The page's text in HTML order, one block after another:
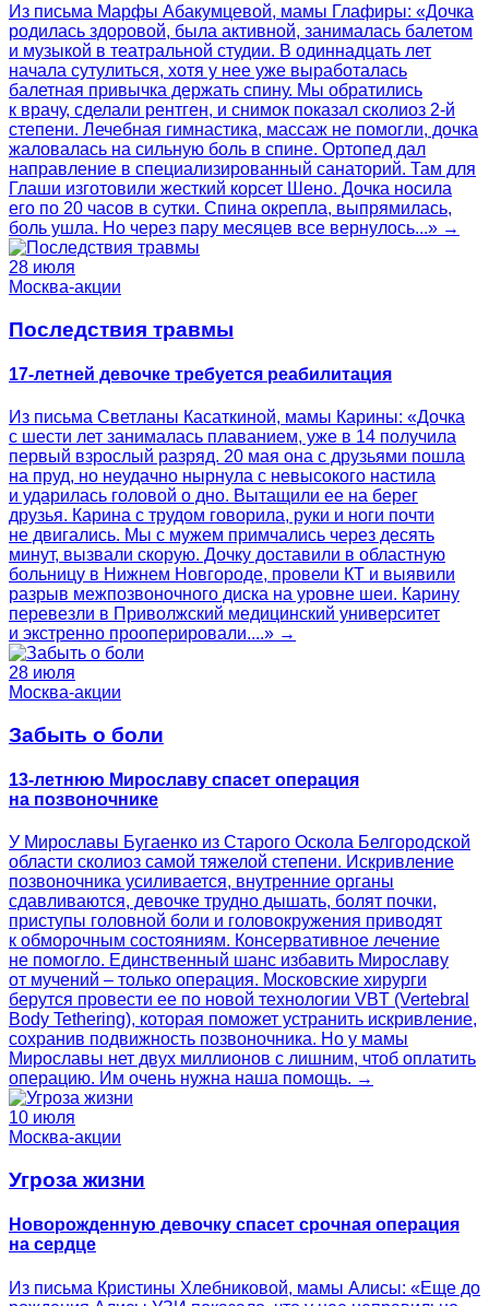
Из письма Марфы Абакумцевой, мамы Глафиры: «Дочка
родилась здоровой, была активной, занималась балетом
и музыкой в театральной студии. В одиннадцать лет
начала сутулиться, хотя у нее уже выработалась
балетная привычка держать спину. Мы обратились
к врачу, сделали рентген, и снимок показал сколиоз 2-й
степени. Лечебная гимнастика, массаж не помогли, дочка
жаловалась на сильную боль в спине. Ортопед дал
направление в специализированный санаторий. Там для
Глаши изготовили жесткий корсет Шено. Дочка носила
его по 20 часов в сутки. Спина окрепла, выпрямилась,
боль ушла. Но через пару месяцев все вернулось...» →
28 июля
Москва-акции
Последствия травмы
17-летней девочке требуется реабилитация
Из письма Светланы Касаткиной, мамы Карины: «Дочка
с шести лет занималась плаванием, уже в 14 получила
первый взрослый разряд. 20 мая она с друзьями пошла
на пруд, но неудачно нырнула с невысокого настила
и ударилась головой о дно. Вытащили ее на берег
друзья. Карина с трудом говорила, руки и ноги почти
не двигались. Мы с мужем примчались через десять
минут, вызвали скорую. Дочку доставили в областную
больницу в Нижнем Новгороде, провели КТ и выявили
разрыв межпозвоночного диска на уровне шеи. Карину
перевезли в Приволжский медицинский университет
и экстренно прооперировали....» →
28 июля
Москва-акции
Забыть о боли
13-летнюю Мирославу спасет операция
на позвоночнике
У Мирославы Бугаенко из Старого Оскола Белгородской
области сколиоз самой тяжелой степени. Искривление
позвоночника усиливается, внутренние органы
сдавливаются, девочке трудно дышать, болят почки,
приступы головной боли и головокружения приводят
к обморочным состояниям. Консервативное лечение
не помогло. Единственный шанс избавить Мирославу
от мучений – только операция. Московские хирурги
берутся провести ее по новой технологии VBT (Vertebral
Body Tethering), которая поможет устранить искривление,
сохранив подвижность позвоночника. Но у мамы
Мирославы нет двух миллионов с лишним, чтоб оплатить
операцию. Им очень нужна наша помощь. →
10 июля
Москва-акции
Угроза жизни
Новорожденную девочку спасет срочная операция
на сердце
Из письма Кристины Хлебниковой, мамы Алисы: «Еще до